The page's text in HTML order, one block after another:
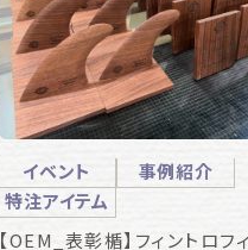
イベント
事例紹介
特注アイテム
【OEM_表彰楯】フィントロフ